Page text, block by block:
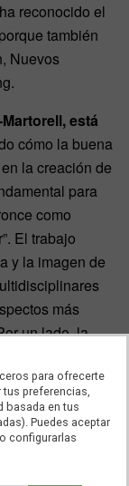
reconocido el
también
Nuevos
está
cómo la buena
la creación de
para
como
El trabajo
y la imagen de
más
un lado, la
comercial
FEEP
visión,
para ofrecerte
preferencias,
basada en tus
Puedes aceptar
configurarlas